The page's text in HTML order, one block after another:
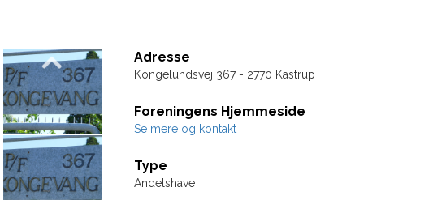
Adresse
Kongelundsvej 367 - 2770 Kastrup
Foreningens Hjemmeside
Se mere og kontakt
Type
Andelshave